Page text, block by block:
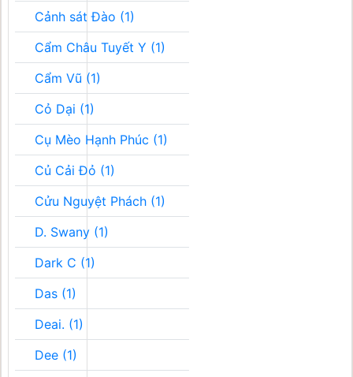
Cảnh sát Đào (1)
Cẩm Châu Tuyết Y (1)
Cẩm Vũ (1)
Cỏ Dại (1)
Cụ Mèo Hạnh Phúc (1)
Củ Cải Đỏ (1)
Cửu Nguyệt Phách (1)
D. Swany (1)
Dark C (1)
Das (1)
Deai. (1)
Dee (1)